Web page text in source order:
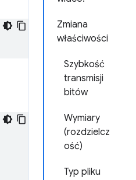
Zmiana
właściwości
Szybkość
transmisji
bitów
Wymiary
(rozdzielcz
ość)
Typ pliku